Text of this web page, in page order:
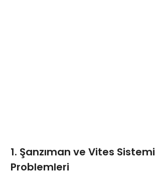
1. Şanzıman ve Vites Sistemi
Problemleri